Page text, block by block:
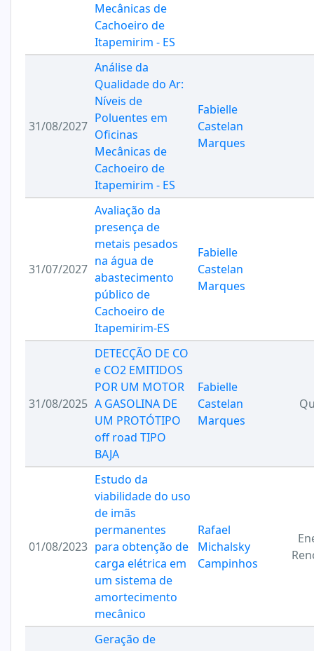
Mecânicas de
Cachoeiro de
Itapemirim - ES
31/08/2027
Análise da
Qualidade do Ar:
Níveis de
Poluentes em
Oficinas
Mecânicas de
Cachoeiro de
Itapemirim - ES
Fabielle
Castelan
Marques
31/07/2027
Avaliação da
presença de
metais pesados
na água de
abastecimento
público de
Cachoeiro de
Itapemirim-ES
Fabielle
Castelan
Marques
31/08/2025
DETECÇÃO DE CO
e CO2 EMITIDOS
POR UM MOTOR
A GASOLINA DE
UM PROTÓTIPO
off road TIPO
BAJA
Fabielle
Castelan
Marques
01/08/2023
Estudo da
viabilidade do uso
de imãs
permanentes
para obtenção de
carga elétrica em
um sistema de
amortecimento
mecânico
Rafael
Michalsky
Campinhos
Geração de